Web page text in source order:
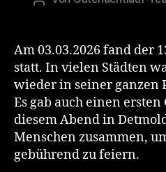
Am 03.03.2026 fand der
statt. In vielen Städten
wieder in seiner ganzen
Es gab auch einen
diesem Abend in
Menschen zusammen,
gebührend zu feiern.